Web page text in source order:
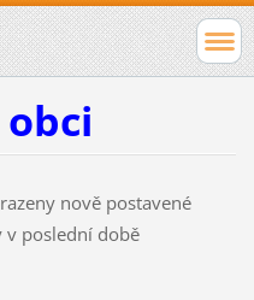
nově postavené
v poslední době